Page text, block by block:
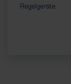
Regelgeräte.